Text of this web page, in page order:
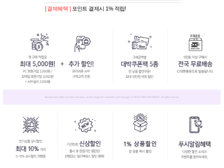
[ 결제혜택 ] 포인트 결제시 1% 적립!